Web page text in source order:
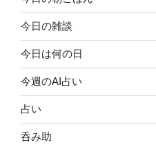
今日の雑談
今日は何の日
今週のAI占い
占い
呑み助